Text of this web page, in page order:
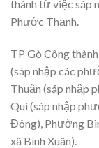
thành từ việc sáp
Phước Thạnh.
TP Gò Công
(sáp nhập các
Thuận (sáp nhập
Qui (sáp nhập
Đông), Phường
xã Bình Xuân).